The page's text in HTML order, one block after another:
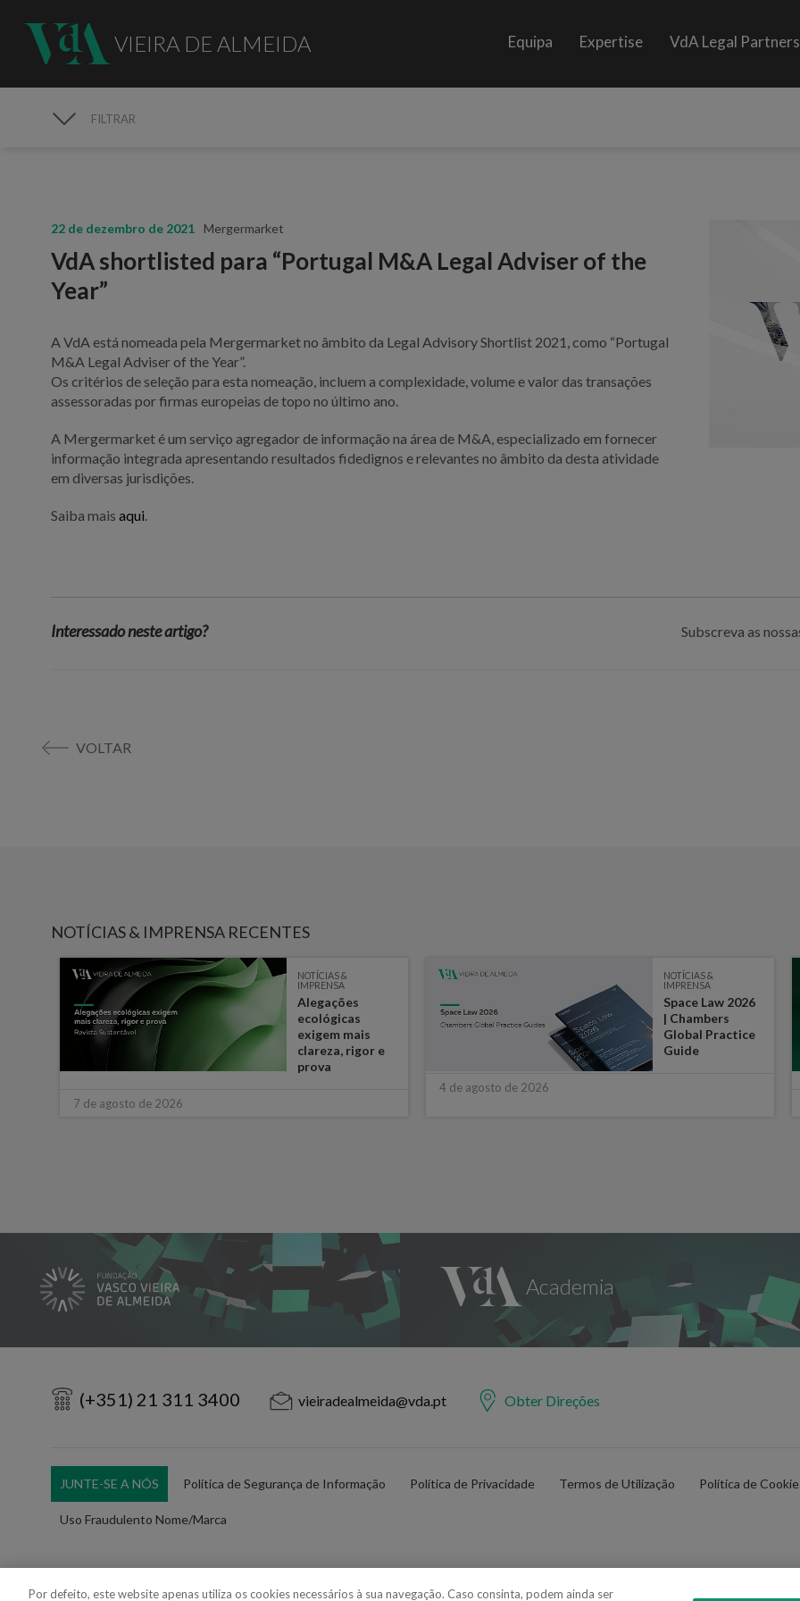
VIEIRA DE ALMEIDA Equipa Expertise VdA Legal Partners
FILTRAR
22 de dezembro de 2021 Mergermarket
VdA shortlisted para “Portugal M&A Legal Adviser of the
Year”
A VdA está nomeada pela Mergermarket no âmbito da Legal Advisory Shortlist 2021, como “Portugal
M&A Legal Adviser of the Year”.
Os critérios de seleção para esta nomeação, incluem a complexidade, volume e valor das transações
assessoradas por firmas europeias de topo no último ano.
A Mergermarket é um serviço agregador de informação na área de M&A, especializado em fornecer
informação integrada apresentando resultados fidedignos e relevantes no âmbito da desta atividade
em diversas jurisdições.
Saiba maisaqui
Interessado neste artigo? Subscreva as
VOLTAR
NOTÍCIAS & IMPRENSA RECENTES
NOTÍCIAS &
IMPRENSA
Alegações
ecológicas
exigem mais
clareza, rigor e
prova
7 de agosto de 2026
NOTÍCIAS &
IMPRENSA
Space Law 2026
| Chambers
Global Practice
Guide
4 de agosto de 2026
(+351) 21 311 3400 vieiradealmeida@vda.pt Obter Direções
JUNTE-SE A NÓS Política de Segurança de Informação Política de Privacidade Termos de Utilização Política de
Uso Fraudulento Nome/Marca
Por defeito, este website apenas utiliza os cookies necessários à sua navegação. Caso consinta, podem ainda ser